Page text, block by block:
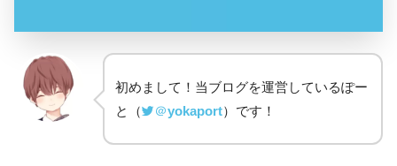
初めまして！当ブログを運営しているぽー
と（
＠yokaport）です！